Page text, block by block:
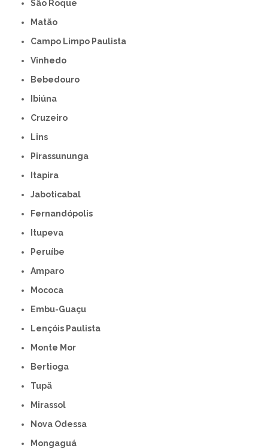
São Roque
Matão
Campo Limpo Paulista
Vinhedo
Bebedouro
Ibiúna
Cruzeiro
Lins
Pirassununga
Itapira
Jaboticabal
Fernandópolis
Itupeva
Peruíbe
Amparo
Mococa
Embu-Guaçu
Lençóis Paulista
Monte Mor
Bertioga
Tupã
Mirassol
Nova Odessa
Mongaguá